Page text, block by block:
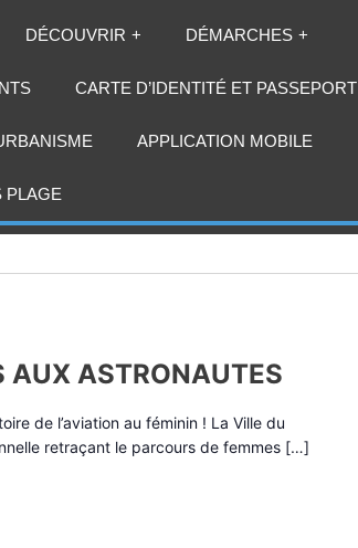
DÉCOUVRIR DÉMARCHES
CARTE D’IDENTITÉ ET PASSEPORT
APPLICATION MOBILE
PLAGE
AUX ASTRONAUTES
de l’aviation au féminin ! La Ville du
retraçant le parcours de femmes […]